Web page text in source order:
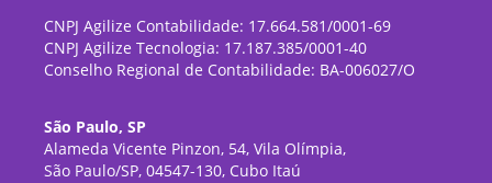
CNPJ Agilize Contabilidade: 17.664.581/0001-69
CNPJ Agilize Tecnologia: 17.187.385/0001-40
Conselho Regional de Contabilidade: BA-006027/O
São Paulo, SP
Alameda Vicente Pinzon, 54, Vila Olímpia,
São Paulo/SP, 04547-130, Cubo Itaú